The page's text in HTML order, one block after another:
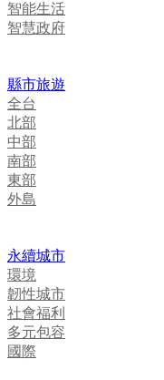
智能生活
智慧政府
縣市旅遊
全台
北部
中部
南部
東部
外島
永續城市
環境
韌性城市
社會福利
多元包容
國際